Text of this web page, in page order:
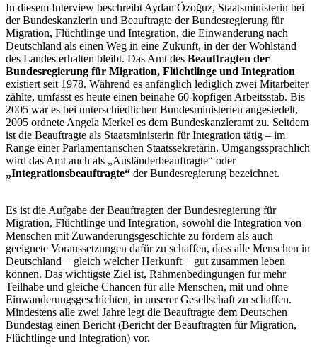
In diesem Interview beschreibt Aydan Özoğuz, Staatsministerin bei
der Bundeskanzlerin und Beauftragte der Bundesregierung für
Migration, Flüchtlinge und Integration, die Einwanderung nach
Deutschland als einen Weg in eine Zukunft, in der der Wohlstand
des Landes erhalten bleibt. Das Amt des Beauftragten der
Bundesregierung für Migration, Flüchtlinge und Integration
existiert seit 1978. Während es anfänglich lediglich zwei Mitarbeiter
zählte, umfasst es heute einen beinahe 60-köpfigen Arbeitsstab. Bis
2005 war es bei unterschiedlichen Bundesministerien angesiedelt,
2005 ordnete Angela Merkel es dem Bundeskanzleramt zu. Seitdem
ist die Beauftragte als Staatsministerin für Integration tätig – im
Range einer Parlamentarischen Staatssekretärin. Umgangssprachlich
wird das Amt auch als „Ausländerbeauftragte“ oder
„Integrationsbeauftragte“ der Bundesregierung bezeichnet.
Es ist die Aufgabe der Beauftragten der Bundesregierung für
Migration, Flüchtlinge und Integration, sowohl die Integration von
Menschen mit Zuwanderungsgeschichte zu fördern als auch
geeignete Voraussetzungen dafür zu schaffen, dass alle Menschen in
Deutschland − gleich welcher Herkunft − gut zusammen leben
können. Das wichtigste Ziel ist, Rahmenbedingungen für mehr
Teilhabe und gleiche Chancen für alle Menschen, mit und ohne
Einwanderungsgeschichten, in unserer Gesellschaft zu schaffen.
Mindestens alle zwei Jahre legt die Beauftragte dem Deutschen
Bundestag einen Bericht (Bericht der Beauftragten für Migration,
Flüchtlinge und Integration) vor.